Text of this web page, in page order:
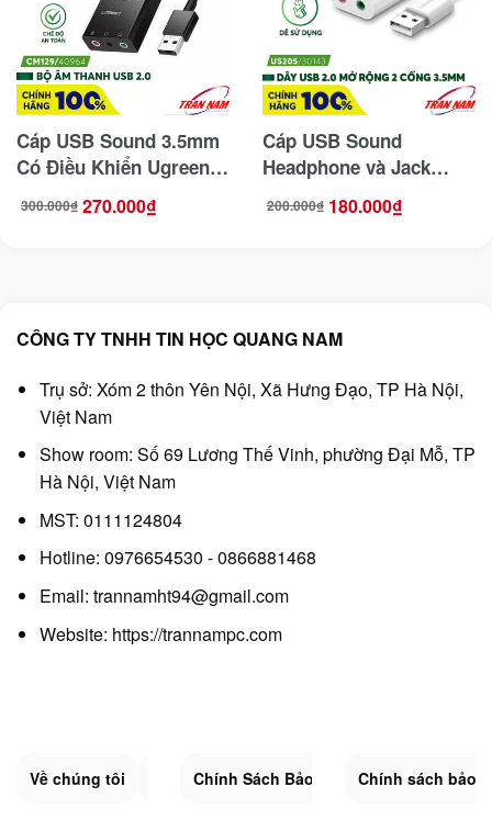
Cáp USB Sound 3.5mm
Có Điều Khiển Ugreen
300.000₫
Giá
gốc 270.000₫
Giá
hiện
Cáp USB Sound
Headphone và Jack
30143 ( Màu Trắng )
200.000₫
Giá
gốc 180.000₫
Giá
hiện
CÔNG TY TNHH TIN HỌC QUANG NAM
Trụ sở: Xóm 2 thôn Yên Nội, Xã Hưng Đạo, TP Hà Nội,
Việt Nam
Show room: Số 69 Lương Thế Vinh, phường Đại Mỗ, TP
Hà Nội, Việt Nam
MST: 0111124804
Hotline: 0976654530 - 0866881468
Email: trannamht94@gmail.com
Website: https://trannampc.com
Về chúng tôi Liên Hệ Quy Định Chung Sitemap.XML
Chính Sách Bảo Mật Đổi trả và hoàn
Chính sách bảo